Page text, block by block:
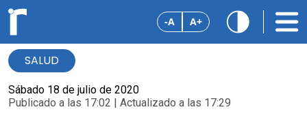
-A A+
SALUD
Sábado 18 de julio de 2020
Publicado a las 17:02 | Actualizado a las 17:29